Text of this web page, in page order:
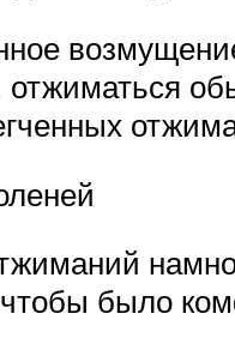
отжиматься
было